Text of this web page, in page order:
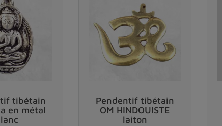
porter un pendentif tibétain est un moyen
tibétain ?
tibétain
en métal
Pendentif tibétain
OM HINDOUISTE
laiton